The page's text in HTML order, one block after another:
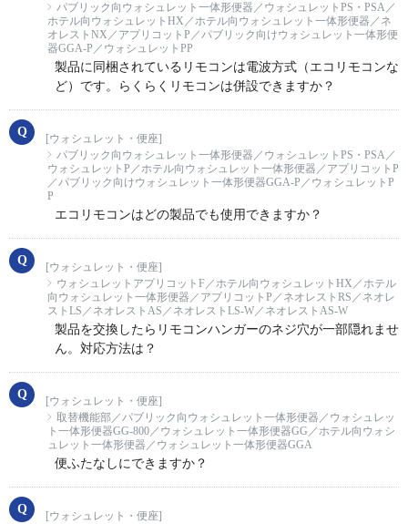
パブリック向ウォシュレット一体形便器／ウォシュレットPS・PSA／
ホテル向ウォシュレットHX／ホテル向ウォシュレット一体形便器／ネ
オレストNX／アプリコットP／パブリック向けウォシュレット一体形便
器GGA-P／ウォシュレットPP
製品に同梱されているリモコンは電波方式（エコリモコンな
ど）です。らくらくリモコンは併設できますか？
[ウォシュレット・便座]
パブリック向ウォシュレット一体形便器／ウォシュレットPS・PSA／
ウォシュレットP／ホテル向ウォシュレット一体形便器／アプリコットP
／パブリック向けウォシュレット一体形便器GGA-P／ウォシュレットP
P
エコリモコンはどの製品でも使用できますか？
[ウォシュレット・便座]
ウォシュレットアプリコットF／ホテル向ウォシュレットHX／ホテル
向ウォシュレット一体形便器／アプリコットP／ネオレストRS／ネオレ
ストLS／ネオレストAS／ネオレストLS-W／ネオレストAS-W
製品を交換したらリモコンハンガーのネジ穴が一部隠れませ
ん。対応方法は？
[ウォシュレット・便座]
取替機能部／パブリック向ウォシュレット一体形便器／ウォシュレッ
ト一体形便器GG-800／ウォシュレット一体形便器GG／ホテル向ウォシ
ュレット一体形便器／ウォシュレット一体形便器GGA
便ふたなしにできますか？
[ウォシュレット・便座]